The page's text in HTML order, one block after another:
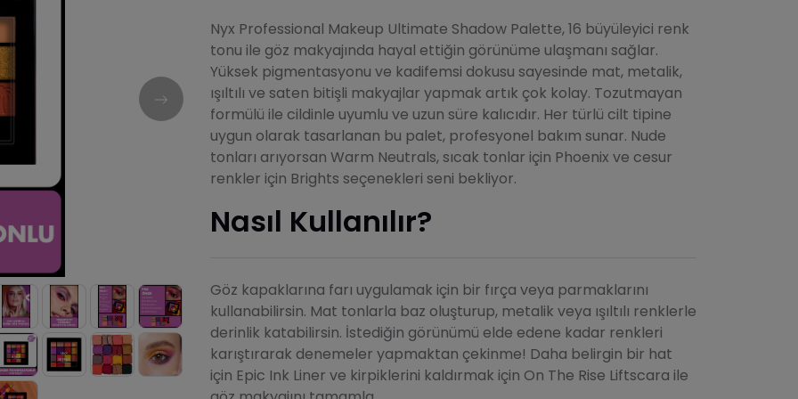
Nyx Professional Makeup Ultimate Shadow Palette, 16 büyüleyici renk
tonu ile göz makyajında hayal ettiğin görünüme ulaşmanı sağlar.
Yüksek pigmentasyonu ve kadifemsi dokusu sayesinde mat, metalik,
ışıltılı ve saten bitişli makyajlar yapmak artık çok kolay. Tozutmayan
formülü ile cildinle uyumlu ve uzun süre kalıcıdır. Her türlü cilt tipine
uygun olarak tasarlanan bu palet, profesyonel bakım sunar. Nude
tonları arıyorsan Warm Neutrals, sıcak tonlar için Phoenix ve cesur
renkler için Brights seçenekleri seni bekliyor.
Nasıl Kullanılır?
Göz kapaklarına farı uygulamak için bir fırça veya parmaklarını
kullanabilirsin. Mat tonlarla baz oluşturup, metalik veya ışıltılı renklerle
derinlik katabilirsin. İstediğin görünümü elde edene kadar renkleri
karıştırarak denemeler yapmaktan çekinme! Daha belirgin bir hat
için Epic Ink Liner ve kirpiklerini kaldırmak için On The Rise Liftscara ile